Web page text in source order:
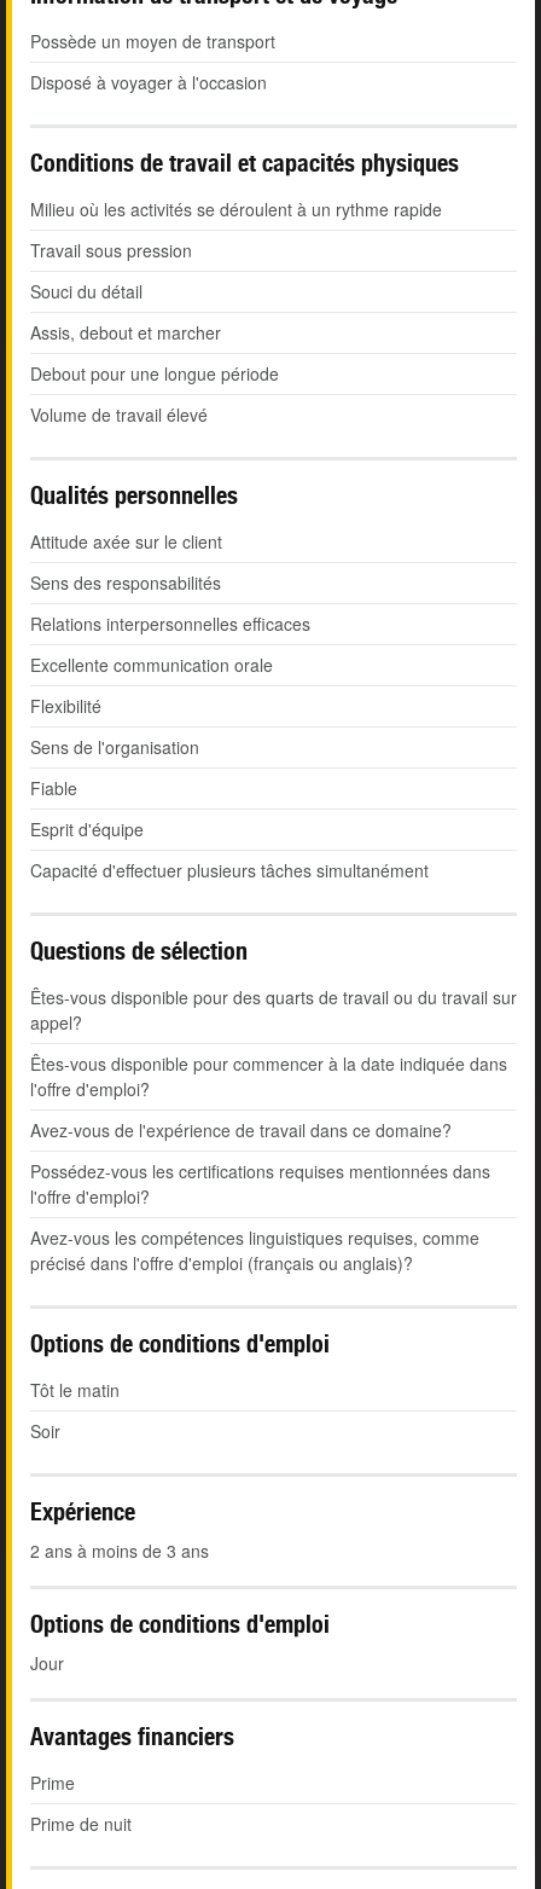
Possède un moyen de transport
Disposé à voyager à l'occasion
Conditions de travail et capacités physiques
Milieu où les activités se déroulent à un rythme rapide
Travail sous pression
Souci du détail
Assis, debout et marcher
Debout pour une longue période
Volume de travail élevé
Qualités personnelles
Attitude axée sur le client
Sens des responsabilités
Relations interpersonnelles efficaces
Excellente communication orale
Flexibilité
Sens de l'organisation
Fiable
Esprit d'équipe
Capacité d'effectuer plusieurs tâches simultanément
Questions de sélection
Êtes-vous disponible pour des quarts de travail ou du travail sur
appel?
Êtes-vous disponible pour commencer à la date indiquée dans
l'offre d'emploi?
Avez-vous de l'expérience de travail dans ce domaine?
Possédez-vous les certifications requises mentionnées dans
l'offre d'emploi?
Avez-vous les compétences linguistiques requises, comme
précisé dans l'offre d'emploi (français ou anglais)?
Options de conditions d'emploi
Tôt le matin
Soir
Expérience
2 ans à moins de 3 ans
Options de conditions d'emploi
Jour
Avantages financiers
Prime
Prime de nuit